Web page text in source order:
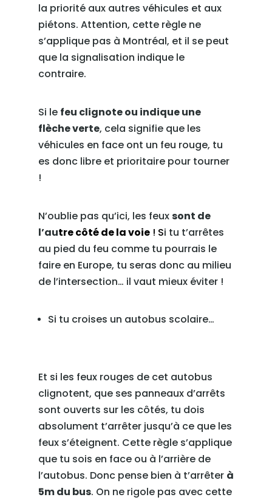
la priorité aux autres véhicules et aux
piétons. Attention, cette règle ne
s’applique pas à Montréal, et il se peut
que la signalisation indique le
contraire.
Si le feu clignote ou indique une
flèche verte, cela signifie que les
véhicules en face ont un feu rouge, tu
es donc libre et prioritaire pour tourner
!
N’oublie pas qu’ici, les feuxsont de
l’autre côté de la voie! Si tu t’arrêtes
au pied du feu comme tu pourrais le
faire en Europe, tu seras donc au milieu
de l’intersection… il vaut mieux éviter !
Si tu croises un autobus scolaire…
Et si les feux rouges de cet autobus
clignotent, que ses panneaux d’arrêts
sont ouverts sur les côtés, tu dois
absolument t’arrêter jusqu’à ce que les
feux s’éteignent. Cette règle s’applique
que tu sois en face ou à l’arrière de
l’autobus. Donc pense bien à t’arrêter à
5m du bus. On ne rigole pas avec cette